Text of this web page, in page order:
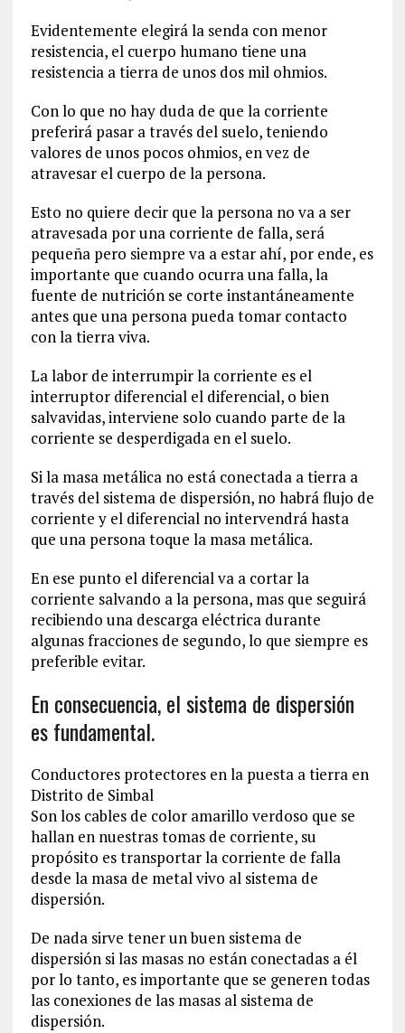
Evidentemente elegirá la senda con menor
resistencia, el cuerpo humano tiene una
resistencia a tierra de unos dos mil ohmios.
Con lo que no hay duda de que la corriente
preferirá pasar a través del suelo, teniendo
valores de unos pocos ohmios, en vez de
atravesar el cuerpo de la persona.
Esto no quiere decir que la persona no va a ser
atravesada por una corriente de falla, será
pequeña pero siempre va a estar ahí, por ende, es
importante que cuando ocurra una falla, la
fuente de nutrición se corte instantáneamente
antes que una persona pueda tomar contacto
con la tierra viva.
La labor de interrumpir la corriente es el
interruptor diferencial el diferencial, o bien
salvavidas, interviene solo cuando parte de la
corriente se desperdigada en el suelo.
Si la masa metálica no está conectada a tierra a
través del sistema de dispersión, no habrá flujo de
corriente y el diferencial no intervendrá hasta
que una persona toque la masa metálica.
En ese punto el diferencial va a cortar la
corriente salvando a la persona, mas que seguirá
recibiendo una descarga eléctrica durante
algunas fracciones de segundo, lo que siempre es
preferible evitar.
En consecuencia, el sistema de dispersión
es fundamental.
Conductores protectores en la puesta a tierra en
Distrito de Simbal
Son los cables de color amarillo verdoso que se
hallan en nuestras tomas de corriente, su
propósito es transportar la corriente de falla
desde la masa de metal vivo al sistema de
dispersión.
De nada sirve tener un buen sistema de
dispersión si las masas no están conectadas a él
por lo tanto, es importante que se generen todas
las conexiones de las masas al sistema de
dispersión.